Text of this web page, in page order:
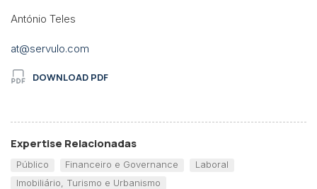
António Teles
at@servulo.com
DOWNLOAD PDF
Expertise Relacionadas
Público Financeiro e Governance
Laboral
Imobiliário, Turismo e Urbanismo